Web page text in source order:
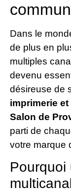
Dans le
de plus en
multiples
devenu
désireuse de
imprimerie
Salon de
parti de
votre marque
Pourquoi